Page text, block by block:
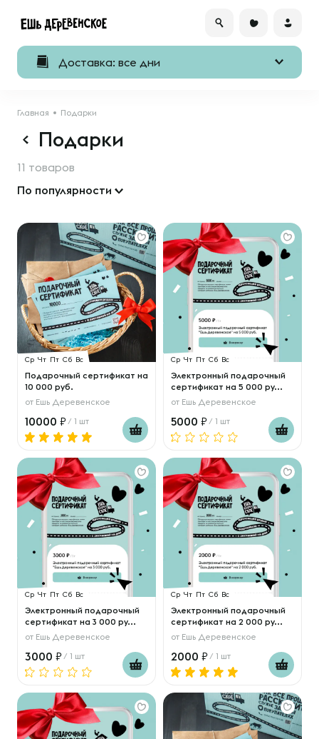
Доставка: все дни
Главная Подарки
Подарки
11 товаров
По популярности
Ср Чт Пт Сб Вс
Подарочный сертификат на
10 000 руб.
от Ешь Деревенское
10000 / 1 шт
Ср Чт Пт Сб Вс
Электронный подарочный
сертификат на 5 000 ру...
от Ешь Деревенское
5000 / 1 шт
Ср Чт Пт Сб Вс
Электронный подарочный
сертификат на 3 000 ру...
от Ешь Деревенское
3000 / 1 шт
Ср Чт Пт Сб Вс
Электронный подарочный
сертификат на 2 000 ру...
от Ешь Деревенское
2000 / 1 шт